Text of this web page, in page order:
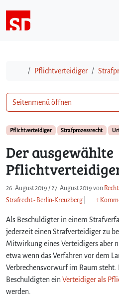
StartPflichtverteidiger
Pflichtverteidiger Strafprozessrecht
Der ausgewählte
26. August 2019 /27. August 2019 von
Strafrecht - Berlin-Kreuzberg
1
Als Beschuldigter in einem
jederzeit einen Strafverteidiger zu
Mitwirkung eines Verteidigers aber
etwa wenn das Verfahren vor dem
Verbrechensvorwurf im Raum steht.
Beschuldigten ein Verteidiger als
werden.
Seitenmenü öffnen